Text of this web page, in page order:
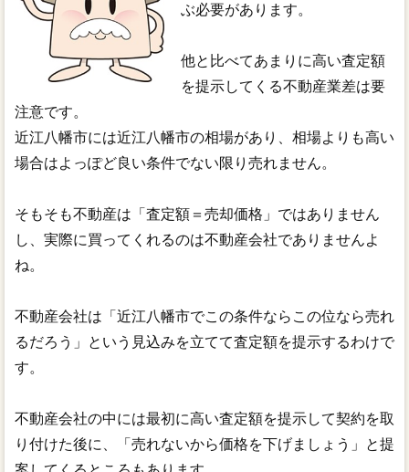
ぶ必要があります。
他と比べてあまりに高い査定額
を提示してくる不動産業差は要
注意です。
近江八幡市には近江八幡市の相場があり、相場よりも高い
場合はよっぽど良い条件でない限り売れません。
そもそも不動産は「査定額＝売却価格」ではありません
し、実際に買ってくれるのは不動産会社でありませんよ
ね。
不動産会社は「近江八幡市でこの条件ならこの位なら売れ
るだろう」という見込みを立てて査定額を提示するわけで
す。
不動産会社の中には最初に高い査定額を提示して契約を取
り付けた後に、「売れないから価格を下げましょう」と提